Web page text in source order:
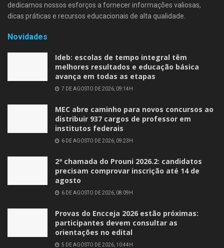
dedicamos nossos esforços a fornecer informações valiosas,
dicas práticas e recursos educacionais de alta qualidade.
Novidades
Ideb: escolas de tempo integral têm
melhores resultados e educação básica
avança em todas as etapas
7 DE AGOSTO DE 2026, 09:14H
MEC abre caminho para novos concursos ao
distribuir 937 cargos de professor em
institutos federais
6 DE AGOSTO DE 2026, 09:23H
2ª chamada do Prouni 2026.2: candidatos
precisam comprovar inscrição até 14 de
agosto
6 DE AGOSTO DE 2026, 08:09H
Provas do Encceja 2026 estão próximas:
participantes devem consultar as
orientações no edital
5 DE AGOSTO DE 2026, 10:44H